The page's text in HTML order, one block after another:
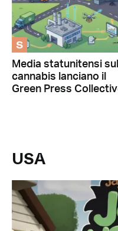
S
Media statunitensi
cannabis lanciano il
Green Press
USA